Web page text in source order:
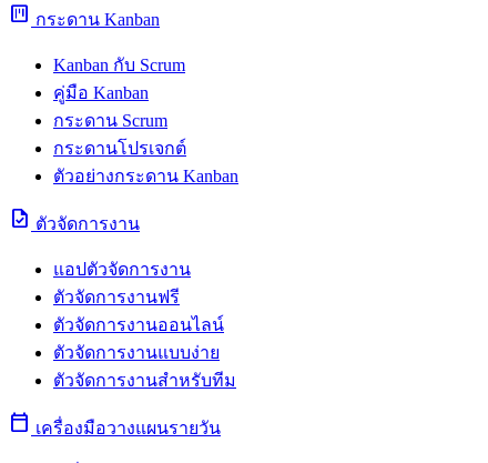
view_kanban กระดาน Kanban
Kanban กับ Scrum
คู่มือ Kanban
กระดาน Scrum
กระดานโปรเจกต์
ตัวอย่างกระดาน Kanban
task ตัวจัดการงาน
แอปตัวจัดการงาน
ตัวจัดการงานฟรี
ตัวจัดการงานออนไลน์
ตัวจัดการงานแบบง่าย
ตัวจัดการงานสำหรับทีม
calendar_today เครื่องมือวางแผนรายวัน